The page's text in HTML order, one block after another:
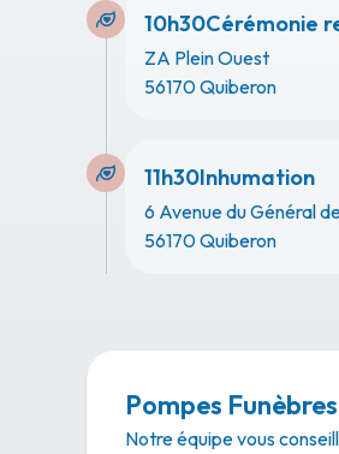
10h30Cérémonie
ZA Plein Ouest
56170 Quiberon
11h30Inhumation
6 Avenue du Général
56170 Quiberon
Pompes
Notre équipe vous